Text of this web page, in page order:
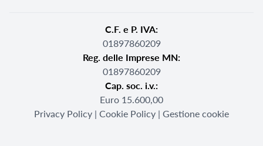
C.F. e P. IVA:
01897860209
Reg. delle Imprese MN:
01897860209
Cap. soc. i.v.:
Euro 15.600,00
Privacy Policy | Cookie Policy | Gestione cookie